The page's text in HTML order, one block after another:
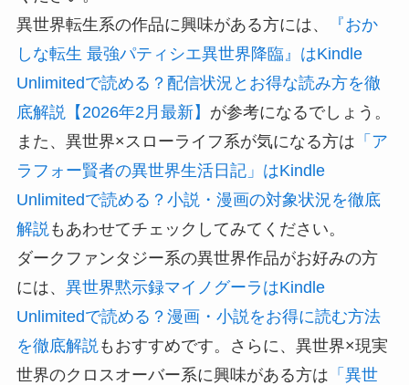
異世界転生系の作品に興味がある方には、
『おか
しな転生 最強パティシエ異世界降臨』はKindle
Unlimitedで読める？配信状況とお得な読み方を徹
底解説【2026年2月最新】 が参考になるでしょう。
また、異世界×スローライフ系が気になる方は 「ア
ラフォー賢者の異世界生活日記」はKindle
Unlimitedで読める？小説・漫画の対象状況を徹底
解説 もあわせてチェックしてみてください。
ダークファンタジー系の異世界作品がお好みの方
には、 異世界黙示録マイノグーラはKindle
Unlimitedで読める？漫画・小説をお得に読む方法
を徹底解説 もおすすめです。さらに、異世界×現実
世界のクロスオーバー系に興味がある方は 「異世